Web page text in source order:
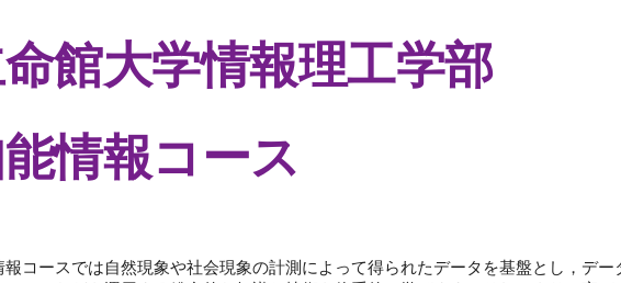
Skip to main content Skip to navigation
館大学情報理工学部
情報コース
報コースでは自然現象や社会現象の計測によって得られたデータを基盤とし，デー